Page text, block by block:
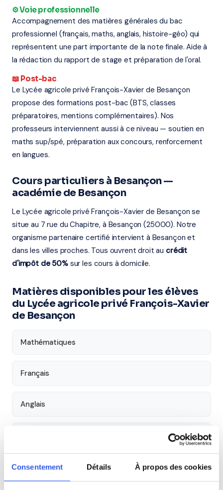
Consentement Détails À propos des cookies
⚙️ Voie professionnelle
Accompagnement des matières générales du bac
professionnel (français, maths, anglais, histoire-géo) qui
représentent une part importante de la note finale. Aide à
la rédaction du rapport de stage et préparation de l'oral.
📖 Post-bac
Le Lycée agricole privé François-Xavier de Besançon
propose des formations post-bac (BTS, classes
préparatoires, mentions complémentaires). Nos
professeurs interviennent aussi à ce niveau — soutien en
maths sup/spé, préparation aux concours, renforcement
en langues.
Cours particuliers à Besançon —
académie de Besançon
Le Lycée agricole privé François-Xavier de Besançon se
situe au 7 rue du Chapitre, à Besançon (25000). Notre
organisme partenaire certifié intervient à Besançon et
dans les villes proches. Tous ouvrent droit au crédit
d'impôt de 50%sur les cours à domicile.
Matières disponibles pour les élèves
du Lycée agricole privé François-Xavier
de Besançon
Mathématiques
Français
Anglais
Économie